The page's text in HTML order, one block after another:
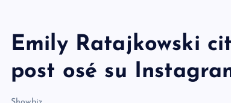
Emily Ratajkowski
post osé su